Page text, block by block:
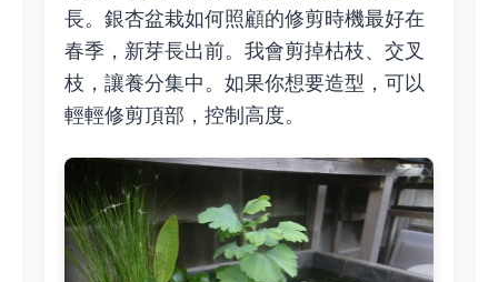
長。銀杏盆栽如何照顧的修剪時機最好在
春季，新芽長出前。我會剪掉枯枝、交叉
枝，讓養分集中。如果你想要造型，可以
輕輕修剪頂部，控制高度。